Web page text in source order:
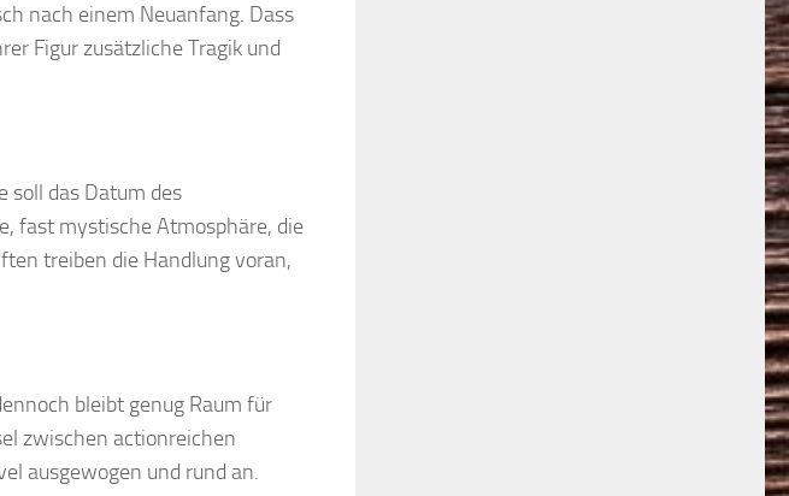
nach einem Neuanfang. Dass
Figur zusätzliche Tragik und
soll das Datum des
fast mystische Atmosphäre, die
treiben die Handlung voran,
bleibt genug Raum für
zwischen actionreichen
ausgewogen und rund an.